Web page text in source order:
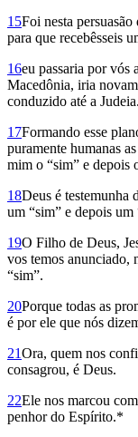
15Foi nesta
para que recebêsseis
16eu passaria por vós
Macedônia, iria
conduzido até a Judeia.
17Formando esse
puramente humanas
mim o “sim” e depois
18Deus é testemunha
um “sim” e depois um
19O Filho de Deus,
vos temos anunciado,
“sim”.
20Porque todas as
é por ele que nós
21Ora, quem nos
consagrou, é Deus.
22Ele nos marcou
penhor do Espírito.*